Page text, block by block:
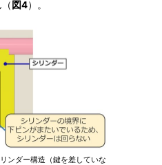
図4）。
ンダー構造（鍵を差していな